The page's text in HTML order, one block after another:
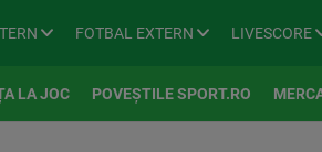
FOTBAL EXTERN LIVESCORE
LA JOC POVEȘTILE SPORT.RO